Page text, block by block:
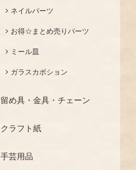
ネイルパーツ
お得☆まとめ売りパーツ
ミール皿
ガラスカボション
留め具・金具・チェーン
クラフト紙
手芸用品